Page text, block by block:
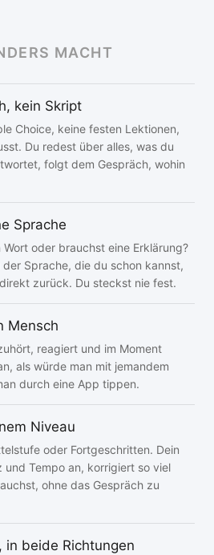
MACHT
kein Skript
Choice, keine festen Lektionen,
Du redest über alles, was du
folgt dem Gespräch, wohin
Sprache
oder brauchst eine Erklärung?
Sprache, die du schon kannst,
zurück. Du steckst nie fest.
Mensch
reagiert und im Moment
als würde man mit jemandem
durch eine App tippen.
Niveau
oder Fortgeschritten. Dein
und Tempo an, korrigiert so viel
ohne das Gespräch zu
in beide Richtungen